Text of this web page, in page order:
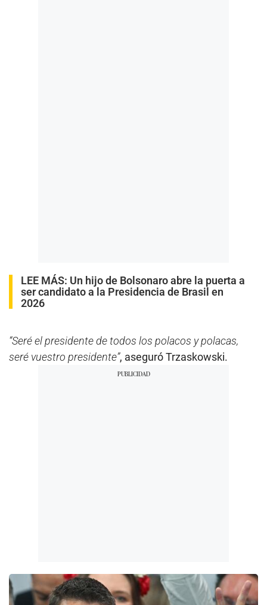
LEE MÁS: Un hijo de Bolsonaro abre la puerta a
ser candidato a la Presidencia de Brasil en
2026
“Seré el presidente de todos los polacos y polacas,
seré vuestro presidente”, aseguró Trzaskowski.